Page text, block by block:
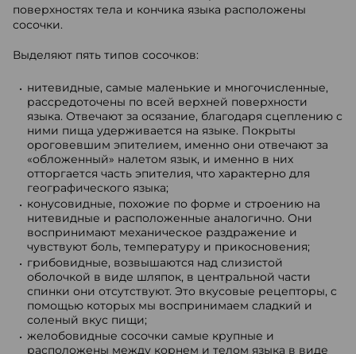
поверхностях тела и кончика языка расположены
сосочки.
Выделяют пять типов сосочков:
нитевидные, самые маленькие и многочисленные,
рассредоточены по всей верхней поверхности
языка. Отвечают за осязание, благодаря сцеплению с
ними пища удерживается на языке. Покрыты
ороговевшим эпителием, именно они отвечают за
«обложенный» налетом язык, и именно в них
отторгается часть эпителия, что характерно для
географического языка;
конусовидные, похожие по форме и строению на
нитевидные и расположенные аналогично. Они
воспринимают механическое раздражение и
чувствуют боль, температуру и прикосновения;
грибовидные, возвышаются над слизистой
оболочкой в виде шляпок, в центральной части
спинки они отсутствуют. Это вкусовые рецепторы, с
помощью которых мы воспринимаем сладкий и
соленый вкус пищи;
желобовидные сосочки самые крупные и
расположены между корнем и телом языка в виде